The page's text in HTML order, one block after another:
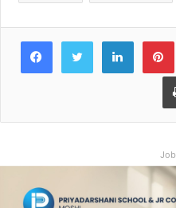
Facebook
Twitter